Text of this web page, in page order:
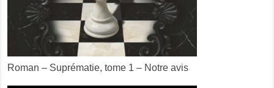
Roman – Suprématie, tome 1 – Notre avis